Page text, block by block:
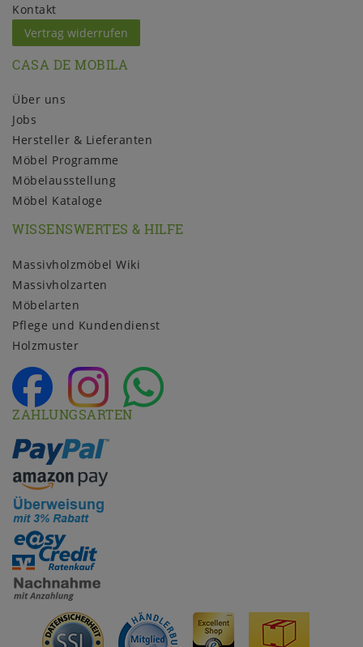
Kontakt
Vertrag widerrufen
CASA DE MOBILA
Über uns
Jobs
Hersteller & Lieferanten
Möbel Programme
Möbelausstellung
Möbel Kataloge
WISSENSWERTES & HILFE
Massivholzmöbel Wiki
Massivholzarten
Möbelarten
Pflege und Kundendienst
Holzmuster
ZAHLUNGSARTEN